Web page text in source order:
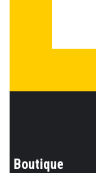
Boutique